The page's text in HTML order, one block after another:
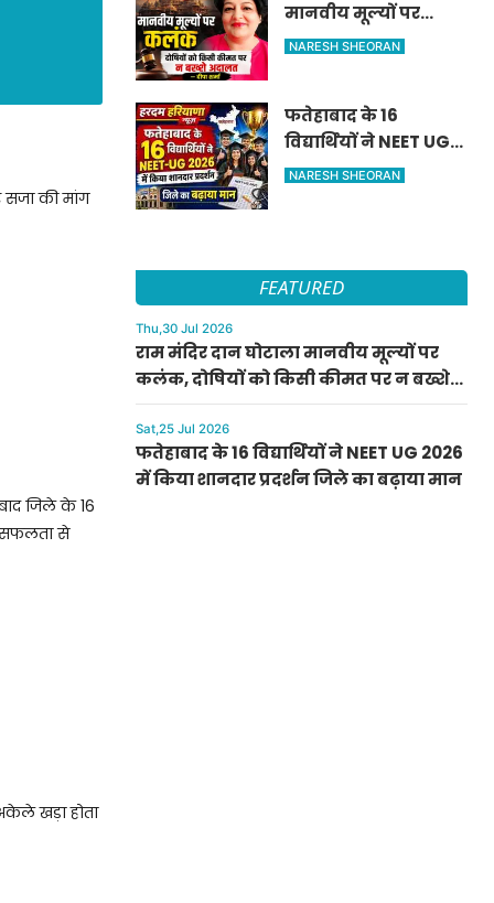
सजा की मांग
जिले के 16
सफलता से
खड़ा होता
मानवीय मूल्यों पर
कलंक, दोषियों को किसी
NARESH SHEORAN
फतेहाबाद के 16
विद्यार्थियों ने NEET UG
2026 में किया शानदार
NARESH SHEORAN
FEATURED
Thu,30 Jul 2026
राम मंदिर दान घोटाला मानवीय मूल्यों पर
कलंक, दोषियों को किसी कीमत पर न बख्शे
अदालत — दीपा शर्मा
Sat,25 Jul 2026
फतेहाबाद के 16 विद्यार्थियों ने NEET UG 2026
में किया शानदार प्रदर्शन जिले का बढ़ाया मान